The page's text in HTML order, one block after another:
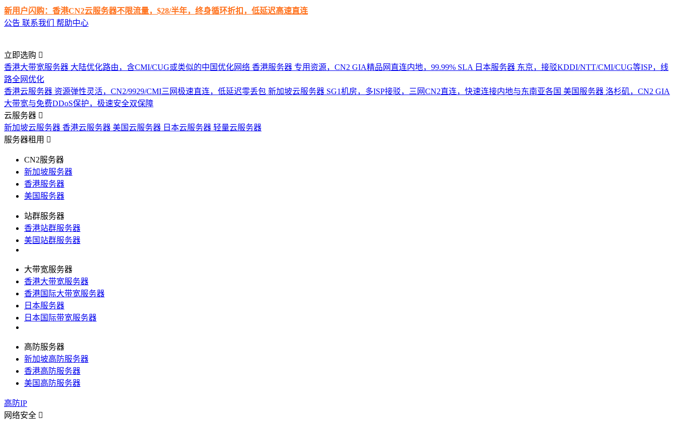
新用户闪购：香港CN2云服务器不限流量，$28/半年，终身循环折扣，低延迟高速直连
公告 联系我们 帮助中心
立即选购
香港大带宽服务器 大陆优化路由，含CMI/CUG或类似的中国优化网络 香港服务器 专用资源，CN2 GIA精品网直连内地，99.99% SLA 日本服务器 东京，接驳KDDI/NTT/CMI/CUG等ISP，线
路全网优化
香港云服务器 资源弹性灵活，CN2/9929/CMI三网极速直连，低延迟零丢包 新加坡云服务器 SG1机房，多ISP接驳，三网CN2直连，快速连接内地与东南亚各国 美国服务器 洛杉矶，CN2 GIA
大带宽与免费DDoS保护，极速安全双保障
云服务器
新加坡云服务器 香港云服务器 美国云服务器 日本云服务器 轻量云服务器
服务器租用
CN2服务器
新加坡服务器
香港服务器
美国服务器
站群服务器
香港站群服务器
美国站群服务器
大带宽服务器
香港大带宽服务器
香港国际大带宽服务器
日本服务器
日本国际带宽服务器
高防服务器
新加坡高防服务器
香港高防服务器
美国高防服务器
高防IP
网络安全